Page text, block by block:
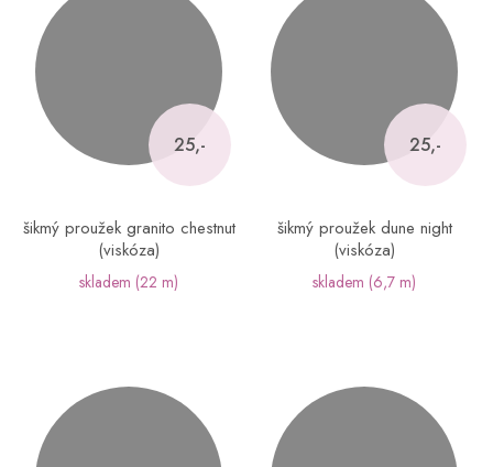
25,-
šikmý proužek granito chestnut
(viskóza)
skladem (22 m)
25,-
šikmý proužek dune night
(viskóza)
skladem (6,7 m)